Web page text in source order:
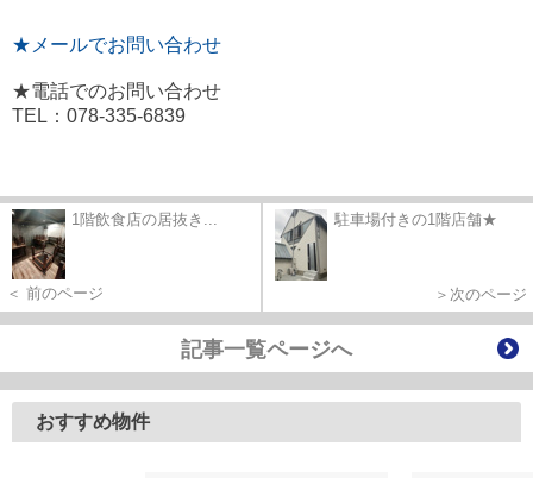
★メールでお問い合わせ
★電話でのお問い合わせ
TEL：078-335-6839
1階飲食店の居抜き...
＜ 前のページ
駐車場付きの1階店舗★
＞次のページ
記事一覧ページへ
おすすめ物件